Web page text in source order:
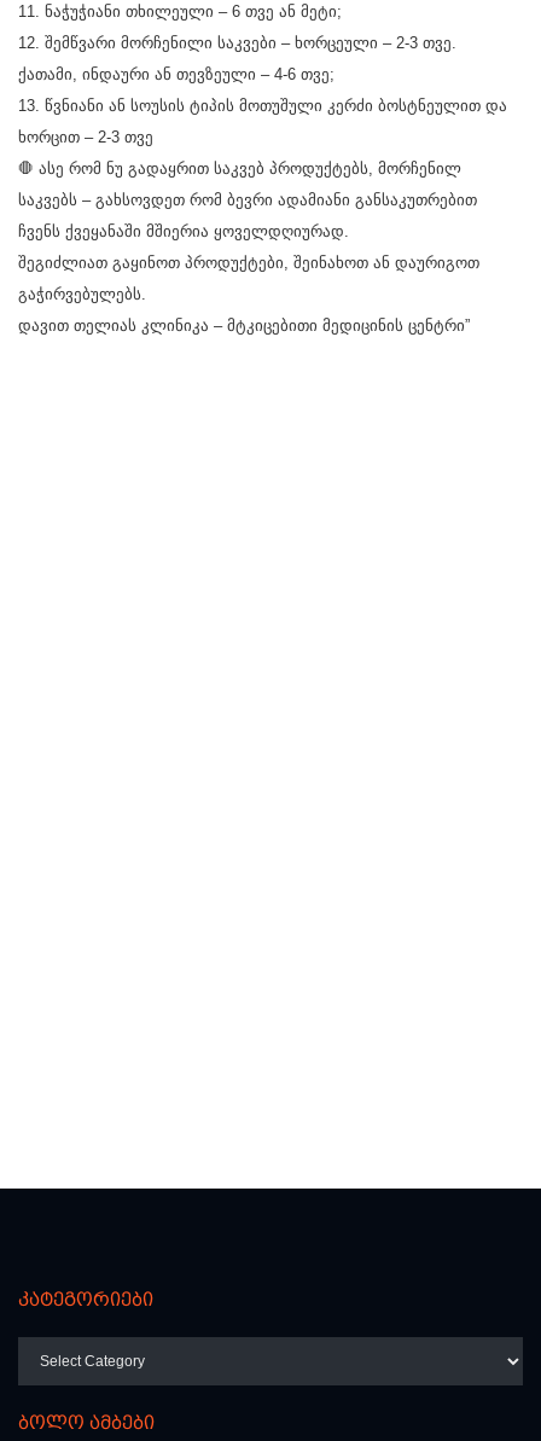
11. ნაჭუჭიანი თხილეული – 6 თვე ან მეტი;
12. შემწვარი მორჩენილი საკვები – ხორცეული – 2-3 თვე.
ქათამი, ინდაური ან თევზეული – 4-6 თვე;
13. წვნიანი ან სოუსის ტიპის მოთუშული კერძი ბოსტნეულით და
ხორცით – 2-3 თვე
🛑 ასე რომ ნუ გადაყრით საკვებ პროდუქტებს, მორჩენილ
საკვებს – გახსოვდეთ რომ ბევრი ადამიანი განსაკუთრებით
ჩვენს ქვეყანაში მშიერია ყოველდღიურად.
შეგიძლიათ გაყინოთ პროდუქტები, შეინახოთ ან დაურიგოთ
გაჭირვებულებს.
დავით თელიას კლინიკა – მტკიცებითი მედიცინის ცენტრი”
კატეგორიები
ბოლო ამბები